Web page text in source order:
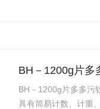
BH－1200g片多
BH－1200g片多多污
具有简易计数、计重